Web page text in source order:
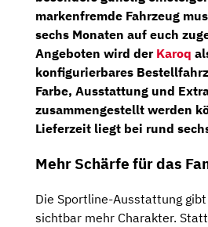
markenfremde Fahrzeug
sechs Monaten auf euch
Angeboten wird der Karoq
konfigurierbares
Farbe, Ausstattung und
zusammengestellt werden
Lieferzeit liegt bei rund
Mehr Schärfe für das
Die Sportline-Ausstattung
sichtbar mehr Charakter.